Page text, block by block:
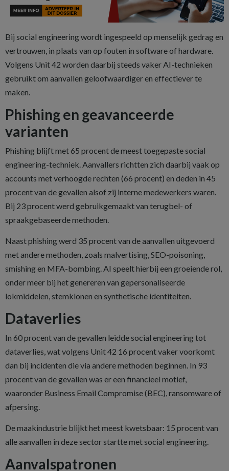
Bij social engineering wordt ingespeeld op menselijk gedrag en
vertrouwen, in plaats van op fouten in software of hardware.
Volgens Unit 42 worden daarbij steeds vaker AI-technieken
gebruikt om aanvallen geloofwaardiger en effectiever te
maken.
Phishing en geavanceerde
varianten
Phishing blijft met 65 procent de meest toegepaste social
engineering-techniek. Aanvallers richtten zich daarbij vaak op
accounts met verhoogde rechten (66 procent) en deden in 45
procent van de gevallen alsof zij interne medewerkers waren.
Bij 23 procent werd gebruikgemaakt van terugbel- of
spraakgebaseerde methoden.
Naast phishing werd 35 procent van de aanvallen uitgevoerd
met andere methoden, zoals malvertising, SEO-poisoning,
smishing en MFA-bombing. AI speelt hierbij een groeiende rol,
onder meer bij het genereren van gepersonaliseerde
lokmiddelen, stemklonen en synthetische identiteiten.
Dataverlies
In 60 procent van de gevallen leidde social engineering tot
dataverlies, wat volgens Unit 42 16 procent vaker voorkomt
dan bij incidenten die via andere methoden beginnen. In 93
procent van de gevallen was er een financieel motief,
waaronder Business Email Compromise (BEC), ransomware of
afpersing.
De maakindustrie blijkt het meest kwetsbaar: 15 procent van
alle aanvallen in deze sector startte met social engineering.
Aanvalspatronen